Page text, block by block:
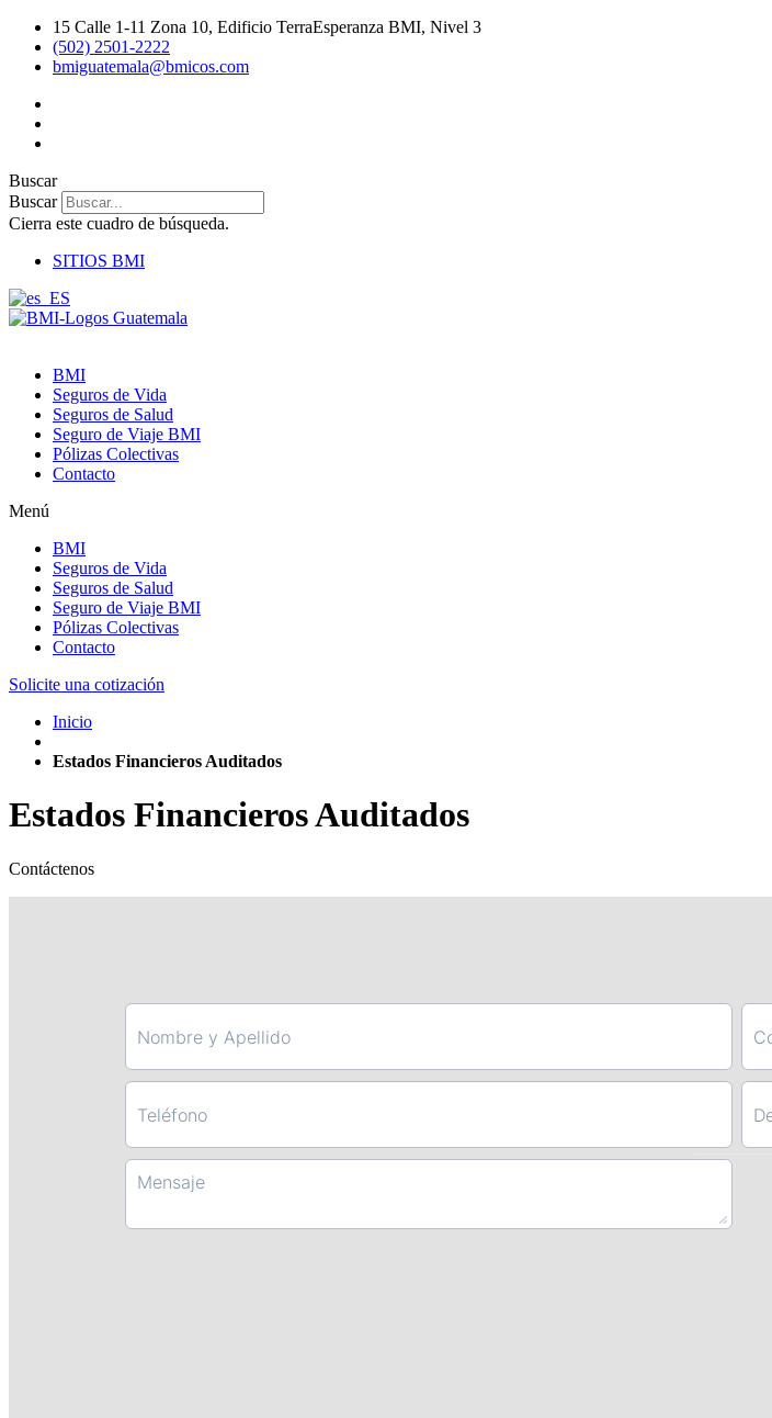
contenido
15 Calle 1-11 Zona 10, Edificio TerraEsperanza BMI, Nivel 3
(502) 2501-2222
bmiguatemala@bmicos.com
Buscar
Buscar
Cierra este cuadro de búsqueda.
SITIOS BMI
BMI
Seguros de Vida
Seguros de Salud
Seguro de Viaje BMI
Pólizas Colectivas
Contacto
Menú
BMI
Seguros de Vida
Seguros de Salud
Seguro de Viaje BMI
Pólizas Colectivas
Contacto
Solicite una cotización
Inicio
Estados Financieros Auditados
Estados Financieros Auditados
Contáctenos